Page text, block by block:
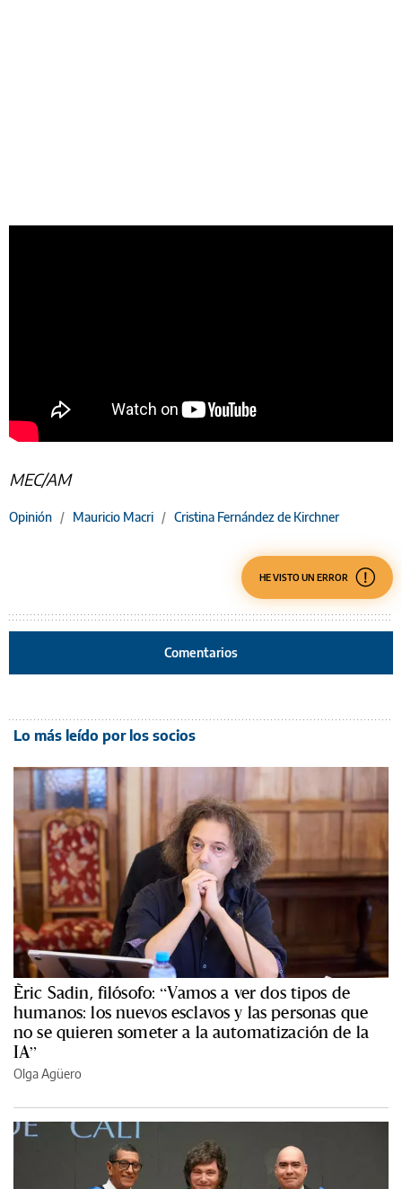
MEC/AM
Opinión / Mauricio Macri / Cristina Fernández de Kirchner
HE VISTO UN ERROR
Comentarios
Lo más leído por los socios
Èric Sadin, filósofo: “Vamos a ver dos tipos de
humanos: los nuevos esclavos y las personas que
no se quieren someter a la automatización de la
IA”
Olga Agüero